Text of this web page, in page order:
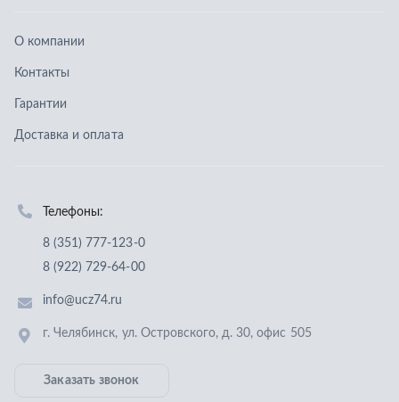
Отправить заявку
Политика конфиденциальности
Разработка - ALGUS